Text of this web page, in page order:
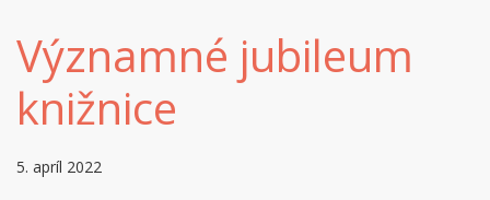
Významné jubileum
knižnice
5. apríl 2022